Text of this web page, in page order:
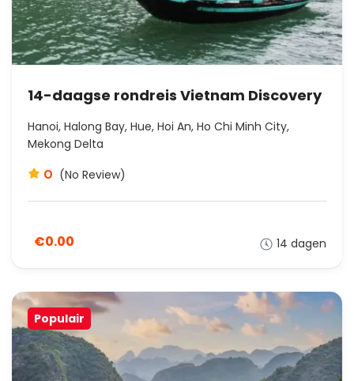
14-daagse rondreis Vietnam Discovery
Hanoi, Halong Bay, Hue, Hoi An, Ho Chi Minh City,
Mekong Delta
0 (No Review)
€0.00 14 dagen
Populair